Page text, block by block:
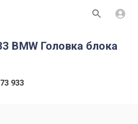
BMW Головка блока
933